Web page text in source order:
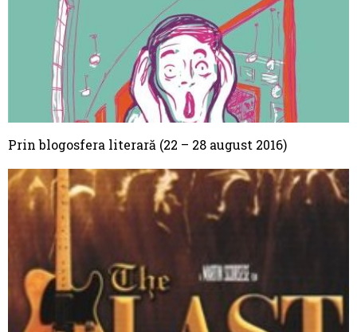
Prin blogosfera literară (22 – 28 august 2016)